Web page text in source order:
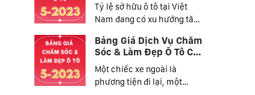
Tỷ lệ sở hữu ô tô tại Việt
Nam đang có xu hướng tăng
Bảng Giá Dịch Vụ Chăm
Sóc & Làm Đẹp Ô Tô Cập
Nhật 2024
Một chiếc xe ngoài là
phương tiện đi lại, một